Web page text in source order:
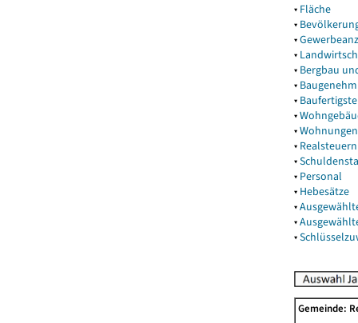
▾ Fläche
▾
▾
▾
▾ Bergbau
▾
▾
▾
▾Wohnungen
▾ Realsteuern
▾
▾ Personal
▾ Hebesätze
▾
▾
▾
Gemeinde: